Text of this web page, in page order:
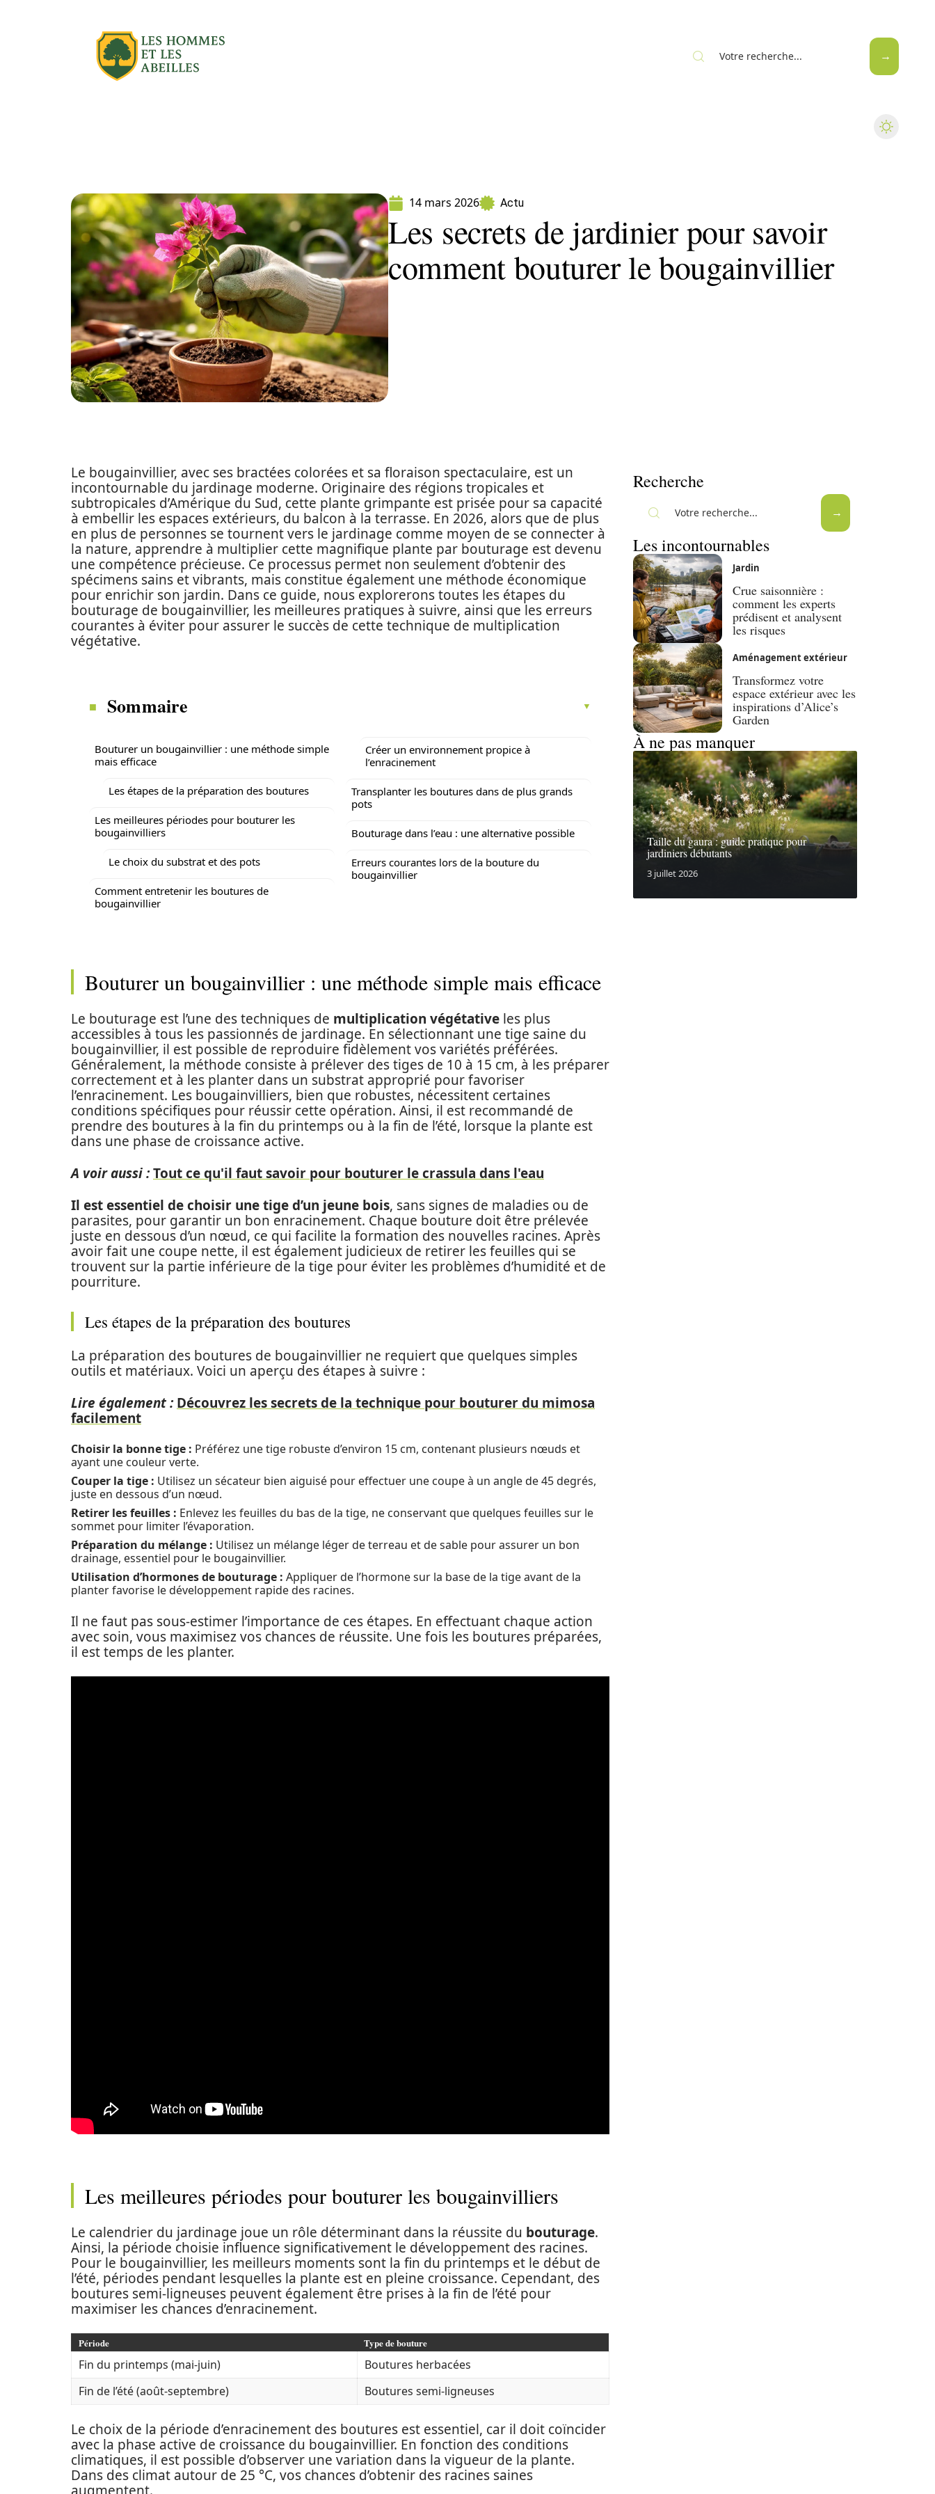
14 mars 2026 Actu
Les secrets de jardinier pour savoir
comment bouturer le bougainvillier
Le bougainvillier, avec ses bractées colorées et sa floraison spectaculaire, est un
incontournable du jardinage moderne. Originaire des régions tropicales et
subtropicales d’Amérique du Sud, cette plante grimpante est prisée pour sa capacité
à embellir les espaces extérieurs, du balcon à la terrasse. En 2026, alors que de plus
en plus de personnes se tournent vers le jardinage comme moyen de se connecter à
la nature, apprendre à multiplier cette magnifique plante par bouturage est devenu
une compétence précieuse. Ce processus permet non seulement d’obtenir des
spécimens sains et vibrants, mais constitue également une méthode économique
pour enrichir son jardin. Dans ce guide, nous explorerons toutes les étapes du
bouturage de bougainvillier, les meilleures pratiques à suivre, ainsi que les erreurs
courantes à éviter pour assurer le succès de cette technique de multiplication
végétative.
Sommaire
Bouturer un bougainvillier : une méthode simple
mais efficace
Les étapes de la préparation des boutures
Les meilleures périodes pour bouturer les
bougainvilliers
Le choix du substrat et des pots
Comment entretenir les boutures de
bougainvillier
Créer un environnement propice à
l’enracinement
Transplanter les boutures dans de plus grands
pots
Bouturage dans l’eau : une alternative possible
Erreurs courantes lors de la bouture du
bougainvillier
Bouturer un bougainvillier : une méthode simple mais efficace
Le bouturage est l’une des techniques de multiplication végétative les plus
accessibles à tous les passionnés de jardinage. En sélectionnant une tige saine du
bougainvillier, il est possible de reproduire fidèlement vos variétés préférées.
Généralement, la méthode consiste à prélever des tiges de 10 à 15 cm, à les préparer
correctement et à les planter dans un substrat approprié pour favoriser
l’enracinement. Les bougainvilliers, bien que robustes, nécessitent certaines
conditions spécifiques pour réussir cette opération. Ainsi, il est recommandé de
prendre des boutures à la fin du printemps ou à la fin de l’été, lorsque la plante est
dans une phase de croissance active.
A voir aussi :Tout ce qu'il faut savoir pour bouturer le crassula dans l'eau
Il est essentiel de choisir une tige d’un jeune bois, sans signes de maladies ou de
parasites, pour garantir un bon enracinement. Chaque bouture doit être prélevée
juste en dessous d’un nœud, ce qui facilite la formation des nouvelles racines. Après
avoir fait une coupe nette, il est également judicieux de retirer les feuilles qui se
trouvent sur la partie inférieure de la tige pour éviter les problèmes d’humidité et de
pourriture.
Les étapes de la préparation des boutures
La préparation des boutures de bougainvillier ne requiert que quelques simples
outils et matériaux. Voici un aperçu des étapes à suivre :
Lire également : Découvrez les secrets de la technique pour bouturer du mimosa
facilement
Choisir la bonne tige : Préférez une tige robuste d’environ 15 cm, contenant plusieurs nœuds et
ayant une couleur verte.
Couper la tige : Utilisez un sécateur bien aiguisé pour effectuer une coupe à un angle de 45 degrés,
juste en dessous d’un nœud.
Retirer les feuilles : Enlevez les feuilles du bas de la tige, ne conservant que quelques feuilles sur le
sommet pour limiter l’évaporation.
Préparation du mélange : Utilisez un mélange léger de terreau et de sable pour assurer un bon
drainage, essentiel pour le bougainvillier.
Utilisation d’hormones de bouturage : Appliquer de l’hormone sur la base de la tige avant de la
planter favorise le développement rapide des racines.
Il ne faut pas sous-estimer l’importance de ces étapes. En effectuant chaque action
avec soin, vous maximisez vos chances de réussite. Une fois les boutures préparées,
il est temps de les planter.
Les meilleures périodes pour bouturer les bougainvilliers
Le calendrier du jardinage joue un rôle déterminant dans la réussite du bouturage.
Ainsi, la période choisie influence significativement le développement des racines.
Pour le bougainvillier, les meilleurs moments sont la fin du printemps et le début de
l’été, périodes pendant lesquelles la plante est en pleine croissance. Cependant, des
boutures semi-ligneuses peuvent également être prises à la fin de l’été pour
maximiser les chances d’enracinement.
Période Type de bouture
Fin du printemps (mai-juin)
Boutures herbacées
Fin de l’été (août-septembre)
Boutures semi-ligneuses
Le choix de la période d’enracinement des boutures est essentiel, car il doit coïncider
avec la phase active de croissance du bougainvillier. En fonction des conditions
climatiques, il est possible d’observer une variation dans la vigueur de la plante.
Dans des climat autour de 25 °C, vos chances d’obtenir des racines saines
Recherche
Les incontournables
Jardin
Crue saisonnière :
comment les experts
prédisent et analysent
les risques
Aménagement extérieur
Transformez votre
espace extérieur avec les
inspirations d’Alice’s
Garden
À ne pas manquer
Taille du gaura : guide pratique pour
jardiniers débutants
3 juillet 2026